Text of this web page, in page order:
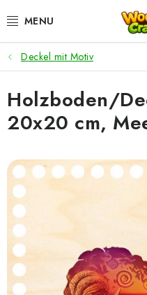
Inhalt
HÄKELN
FLECHTEN
BASTELSETS
ZUBEHÖR ZUM HÄKELN
WOODY GARN
WOODY PREMIUM 5 MM
Zahlung & Versand
Deckel mit Motiv
Holzboden/
20x20 cm,